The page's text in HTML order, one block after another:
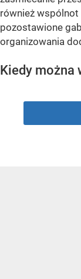
również wspólnot
pozostawione
organizowania
Kiedy można